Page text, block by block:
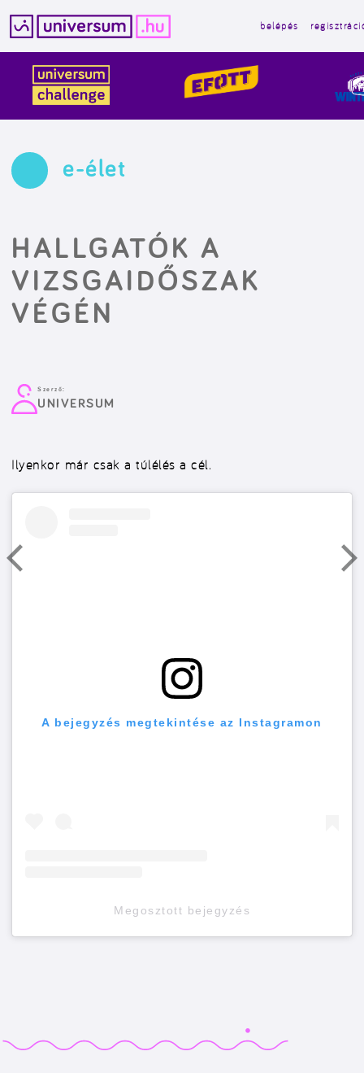
tartalomba
belépés
e-élet
HALLGATÓK A
VIZSGAIDŐSZAK
VÉGÉN
Szerző:
UNIVERSUM
Ilyenkor már csak a túlélés a cél.
A bejegyzés megtekintése az Instagramon
Megosztott bejegyzés